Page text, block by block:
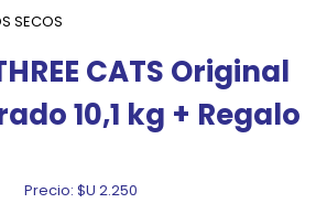
SECOS
CATS Original
10,1 kg + Regalo
Precio: $U 2.250